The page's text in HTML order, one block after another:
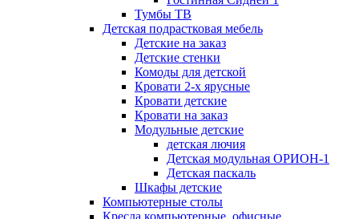
Тумбы ТВ
Детская подрастковая мебель
Детские на заказ
Детские стенки
Комоды для детской
Кровати 2-х ярусные
Кровати детские
Кровати на заказ
Модульные детские
детская лючия
Детская модульная ОРИОН-1
Детская паскаль
Шкафы детские
Компьютерные столы